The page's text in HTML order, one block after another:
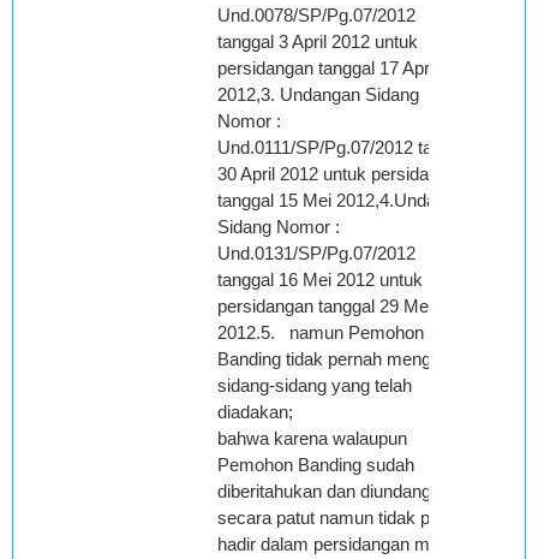
Und.0078/SP/Pg.07/2012
tanggal 3 April 2012 untuk
persidangan tanggal 17 April
2012,3. Undangan Sidang
Nomor :
Und.0111/SP/Pg.07/2012 tanggal
30 April 2012 untuk persidangan
tanggal 15 Mei 2012,4.Undangan
Sidang Nomor :
Und.0131/SP/Pg.07/2012
tanggal 16 Mei 2012 untuk
persidangan tanggal 29 Mei
2012.5. namun Pemohon
Banding tidak pernah menghadiri
sidang-sidang yang telah
diadakan;
bahwa karena walaupun
Pemohon Banding sudah
diberitahukan dan diundang
secara patut namun tidak pernah
hadir dalam persidangan maka